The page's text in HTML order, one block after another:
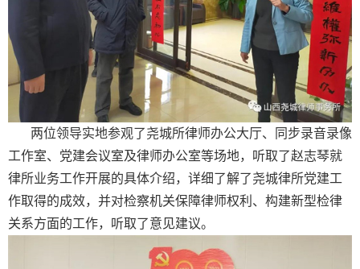
两位领导实地参观了尧城所律师办公大厅、同步录音录像
工作室、党建会议室及律师办公室等场地，听取了赵志琴就
律所业务工作开展的具体介绍，详细了解了尧城律所党建工
作取得的成效，并对检察机关保障律师权利、构建新型检律
关系方面的工作，听取了意见建议。